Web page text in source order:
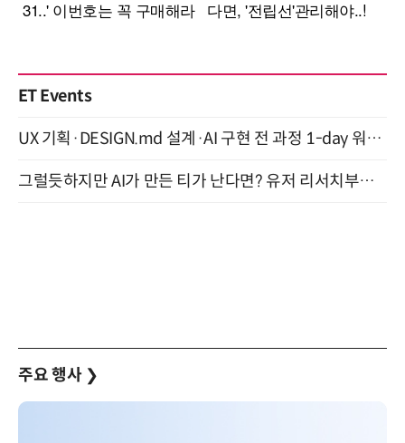
ET Events
UX 기획·DESIGN.md 설계·AI 구현 전 과정 1-day 워크숍 with Claude Code·Codex 9월 15일 개최
그럴듯하지만 AI가 만든 티가 난다면? 유저 리서치부터 배포까지! (9/15)
주요 행사 ❯